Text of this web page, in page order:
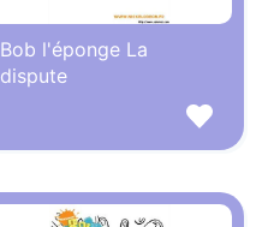
Bob l'éponge La
dispute